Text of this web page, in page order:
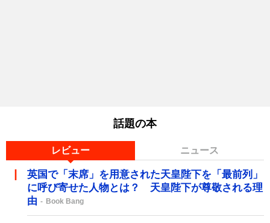
話題の本
レビュー ニュース
英国で「末席」を用意された天皇陛下を「最前列」
に呼び寄せた人物とは？ 天皇陛下が尊敬される理
由
Book Bang